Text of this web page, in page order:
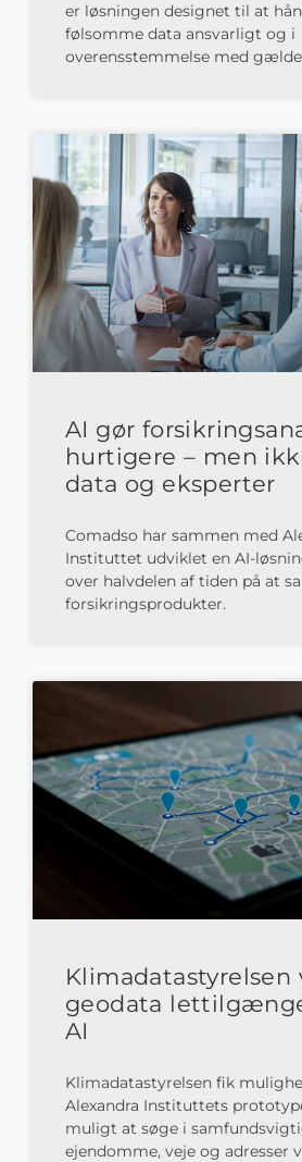
er løsningen designet til at
følsomme data ansvarligt og i
overensstemmelse med
AI gør
hurtigere – men
data og eksperter
Comadso har sammen med
Instituttet udviklet en AI-
over halvdelen af tiden på at
forsikringsprodukter.
Klimadatastyrelsen
geodata
AI
Klimadatastyrelsen fik
Alexandra Instituttets
muligt at søge i
ejendomme, veje og adresser